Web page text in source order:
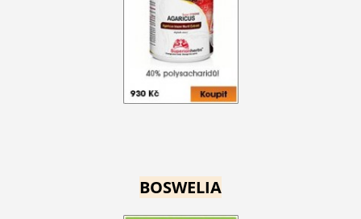
BOSWELIA